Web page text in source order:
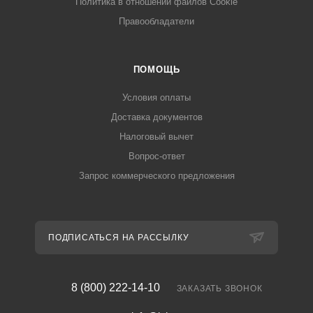
Правообладатели
ПОМОЩЬ
Условия оплаты
Доставка документов
Налоговый вычет
Вопрос-ответ
Запрос коммерческого предложения
ПОДПИСАТЬСЯ НА РАССЫЛКУ
8 (800) 222-14-10 ЗАКАЗАТЬ ЗВОНОК